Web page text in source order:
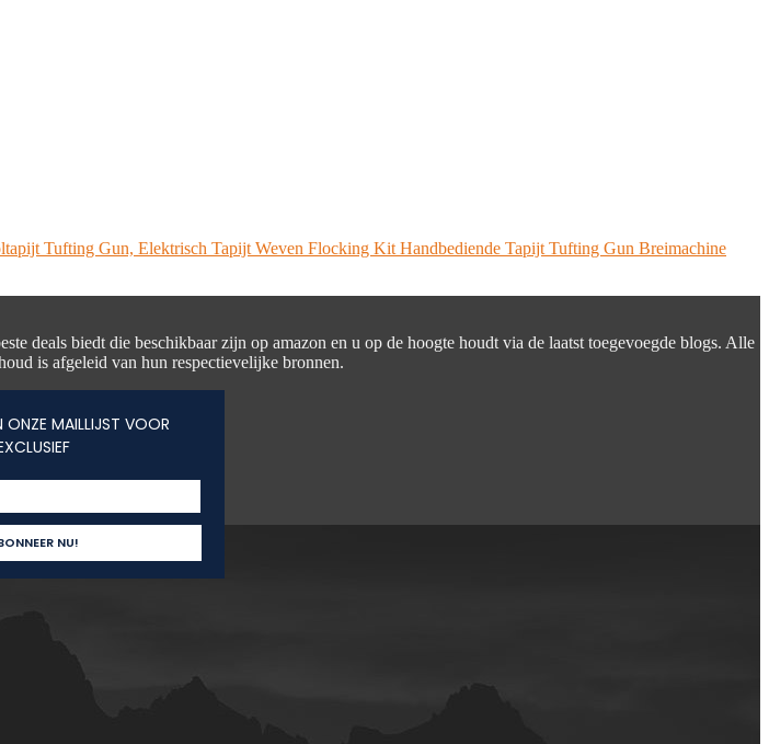
Tufting Gun, Elektrisch Tapijt Weven Flocking Kit Handbediende Tapijt Tufting Gun Breimachine
deals biedt die beschikbaar zijn op amazon en u op de hoogte houdt via de laatst toegevoegde blogs. Alle
is afgeleid van hun respectievelijke bronnen.
ONZE MAILLIJST VOOR